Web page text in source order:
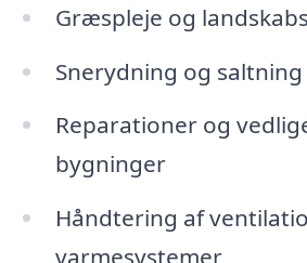
Græspleje og
Snerydning og
Reparationer og
bygninger
Håndtering af
varmesystemer